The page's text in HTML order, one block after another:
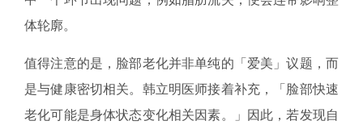
体轮廓。
值得注意的是，脸部老化并非单纯的「爱美」议题，而
是与健康密切相关。韩立明医师接着补充，「脸部快速
老化可能是身体状态变化相关因素。」因此，若发现自